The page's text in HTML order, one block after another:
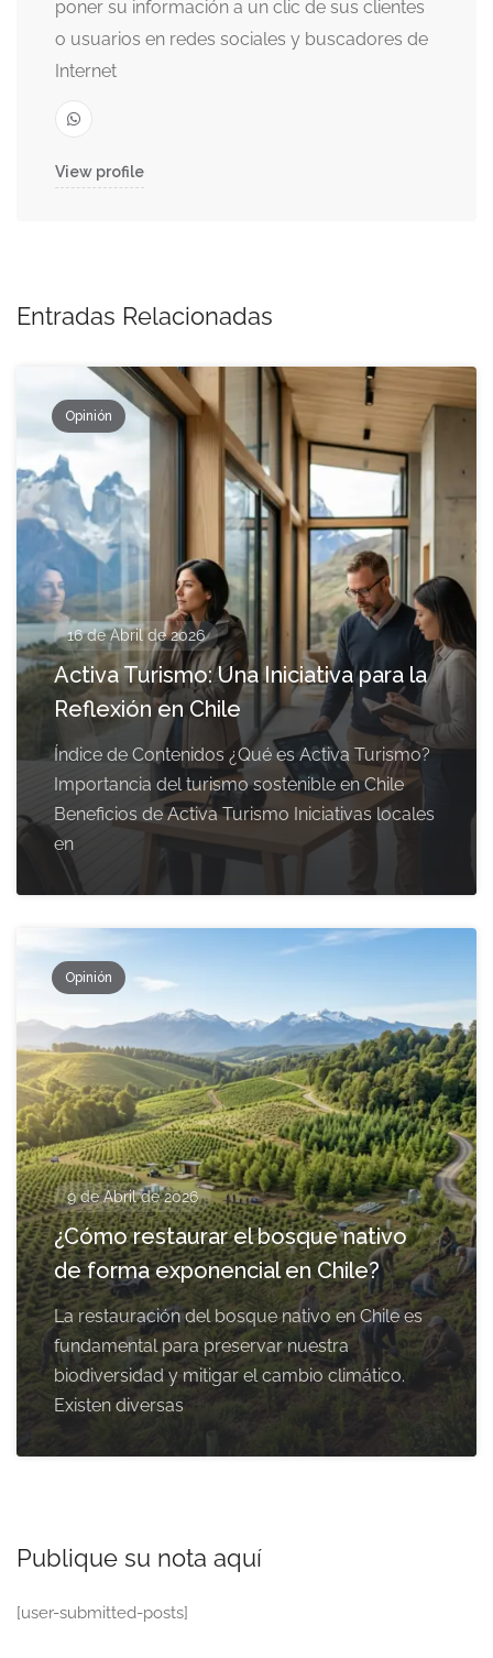
poner su información a un clic de sus clientes
o usuarios en redes sociales y buscadores de
Internet
View profile
Entradas Relacionadas
Opinión
16 de Abril de 2026
Activa Turismo: Una Iniciativa para la
Reflexión en Chile
Índice de Contenidos ¿Qué es Activa Turismo?
Importancia del turismo sostenible en Chile
Beneficios de Activa Turismo Iniciativas locales
en
Opinión
9 de Abril de 2026
¿Cómo restaurar el bosque nativo
de forma exponencial en Chile?
La restauración del bosque nativo en Chile es
fundamental para preservar nuestra
biodiversidad y mitigar el cambio climático.
Existen diversas
Publique su nota aquí
[user-submitted-posts]